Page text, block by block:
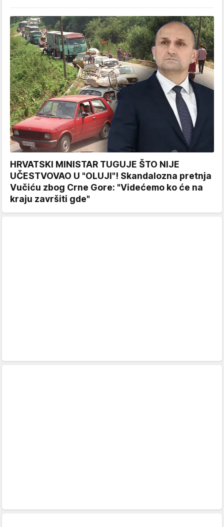
HRVATSKI MINISTAR TUGUJE ŠTO NIJE
UČESTVOVAO U "OLUJI"! Skandalozna pretnja
Vučiću zbog Crne Gore: "Videćemo ko će na
kraju završiti gde"